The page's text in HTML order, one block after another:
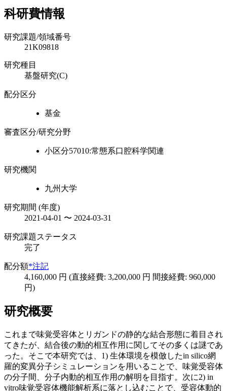
科研費情報
研究課題/領域番号
21K09818
研究種目
基盤研究(C)
配分区分
基金
審査区分/研究分野
小区分57010:常態系口腔科学関連
研究機関
九州大学
研究期間 (年度)
2021-04-01 〜 2024-03-31
研究課題ステータス
完了
配分額*注記
4,160,000 円 (直接経費: 3,200,000 円 間接経費: 960,000
円)
研究概要
これまで味覚受容体とリガンドの静的な結合形態に着目され
てきたが、結合後の動的相互作用に関してその多くは謎であ
った。そこで本研究では、1) 生体環境を模倣したin silico網
羅的変異分子シミュレーションを用いることで、味覚受容体
の分子間、分子内動的相互作用の解明を目指す。次に2) in
vitro味覚受容体機能解析系に落とし込むことで、受容体動的